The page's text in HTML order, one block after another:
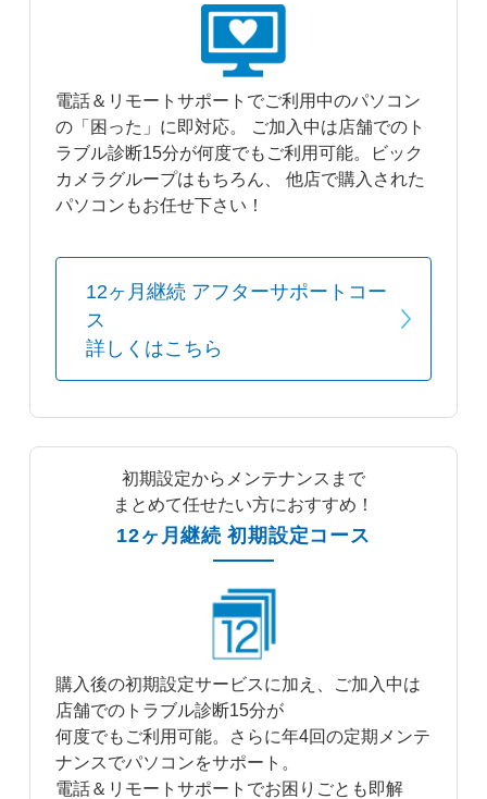
電話＆リモートサポートでご利用中のパソコン
の「困った」に即対応。 ご加入中は店舗でのト
ラブル診断15分が何度でもご利用可能。ビック
カメラグループはもちろん、 他店で購入された
パソコンもお任せ下さい！
12ヶ月継続 アフターサポートコー
ス
詳しくはこちら
初期設定からメンテナンスまで
まとめて任せたい方におすすめ！
12ヶ月継続 初期設定コース
購入後の初期設定サービスに加え、ご加入中は
店舗でのトラブル診断15分が
何度でもご利用可能。さらに年4回の定期メンテ
ナンスでパソコンをサポート。
電話＆リモートサポートでお困りごとも即解